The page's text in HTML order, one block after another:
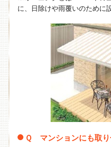
に、日除けや雨覆いのために
Ｑ マンションにも取り